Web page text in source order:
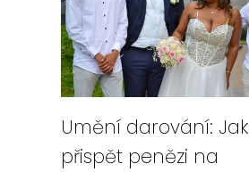
Umění darování: Jak
přispět penězi na